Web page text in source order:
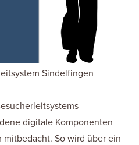
Sindelfingen
digitale Komponenten
mitbedacht. So wird über ein